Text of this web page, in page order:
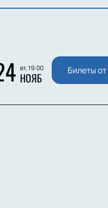
вт, 19:00
НОЯБ Билеты от